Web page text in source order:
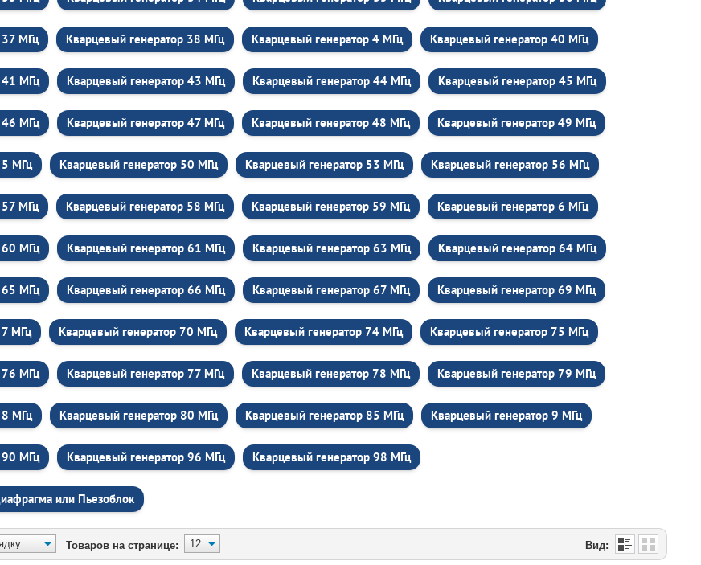
37 МГц Кварцевый генератор 38 МГц Кварцевый генератор 4 МГц Кварцевый генератор 40 МГц
41 МГц Кварцевый генератор 43 МГц Кварцевый генератор 44 МГц Кварцевый генератор 45 МГц
46 МГц Кварцевый генератор 47 МГц Кварцевый генератор 48 МГц Кварцевый генератор 49 МГц
5 МГц Кварцевый генератор 50 МГц Кварцевый генератор 53 МГц Кварцевый генератор 56 МГц
57 МГц Кварцевый генератор 58 МГц Кварцевый генератор 59 МГц Кварцевый генератор 6 МГц
60 МГц Кварцевый генератор 61 МГц Кварцевый генератор 63 МГц Кварцевый генератор 64 МГц
65 МГц Кварцевый генератор 66 МГц Кварцевый генератор 67 МГц Кварцевый генератор 69 МГц
МГц Кварцевый генератор 70 МГц Кварцевый генератор 74 МГц Кварцевый генератор 75 МГц
76 МГц Кварцевый генератор 77 МГц Кварцевый генератор 78 МГц Кварцевый генератор 79 МГц
8 МГц Кварцевый генератор 80 МГц Кварцевый генератор 85 МГц Кварцевый генератор 9 МГц
90 МГц Кварцевый генератор 96 МГц Кварцевый генератор 98 МГц
или Пьезоблок
Товаров на странице: Вид: